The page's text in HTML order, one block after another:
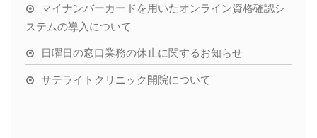
マイナンバーカードを用いたオンライン資格確認シ
ステムの導入について
日曜日の窓口業務の休止に関するお知らせ
サテライトクリニック開院について